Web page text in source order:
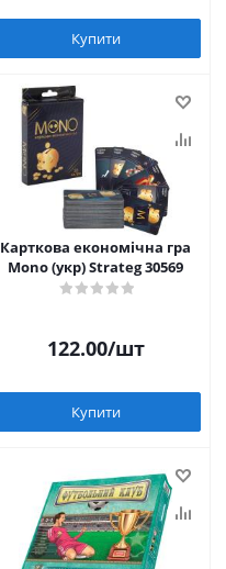
Купити
Карткова економічна гра
Mono (укр) Strateg 30569
122.00/шт
Купити